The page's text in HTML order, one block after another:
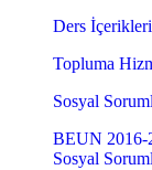
Ders İçerikleri
Topluma
Sosyal
BEUN 2016-
Sosyal